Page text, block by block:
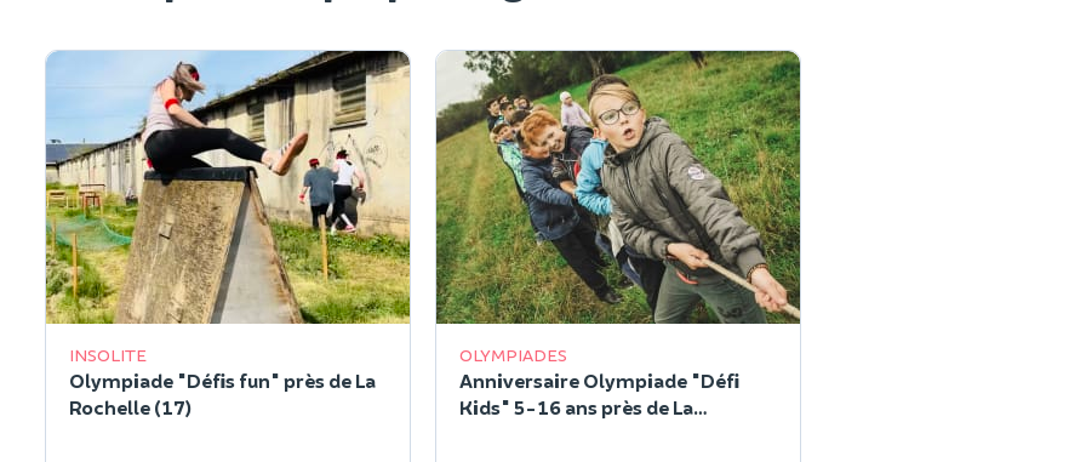
INSOLITE
Olympiade "Défis fun" près de La
Rochelle (17)
OLYMPIADES
Anniversaire Olympiade "Défi
Kids" 5-16 ans près de La